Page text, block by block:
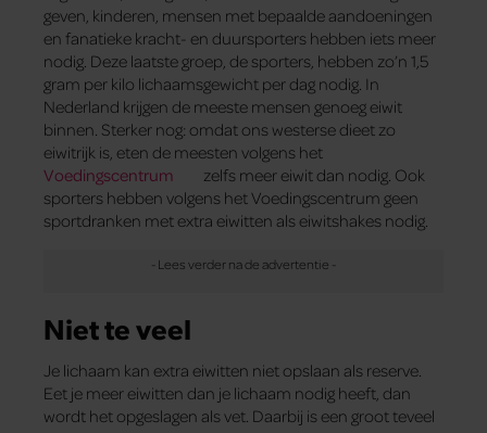
geven, kinderen, mensen met bepaalde aandoeningen
en fanatieke kracht- en duursporters hebben iets meer
nodig. Deze laatste groep, de sporters, hebben zo’n 1,5
gram per kilo lichaamsgewicht per dag nodig. In
Nederland krijgen de meeste mensen genoeg eiwit
binnen. Sterker nog: omdat ons westerse dieet zo
eiwitrijk is, eten de meesten volgens het
Voedingscentrum
zelfs meer eiwit dan nodig. Ook
sporters hebben volgens het Voedingscentrum geen
sportdranken met extra eiwitten als eiwitshakes nodig.
Niet te veel
Je lichaam kan extra eiwitten niet opslaan als reserve.
Eet je meer eiwitten dan je lichaam nodig heeft, dan
wordt het opgeslagen als vet. Daarbij is een groot teveel